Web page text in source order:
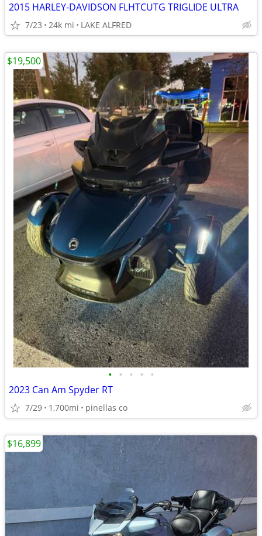
2015 HARLEY-DAVIDSON FLHTCUTG TRIGLIDE ULTRA
7/23 24k mi LAKE ALFRED
• • • • •
2023 Can Am Spyder RT
7/29 1,700mi pinellas co
$19,500
$16,899